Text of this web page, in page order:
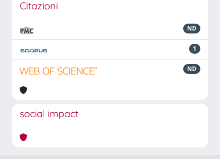
Citazioni
ND
1
ND
social impact